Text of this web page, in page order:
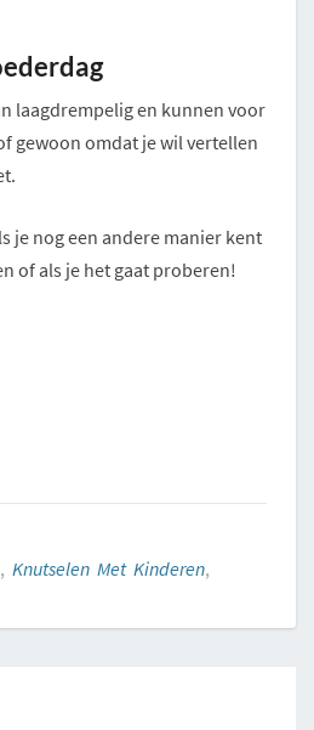
laagdrempelig en kunnen voor
gewoon omdat je wil vertellen
je nog een andere manier kent
of als je het gaat proberen!
, Knutselen Met Kinderen,